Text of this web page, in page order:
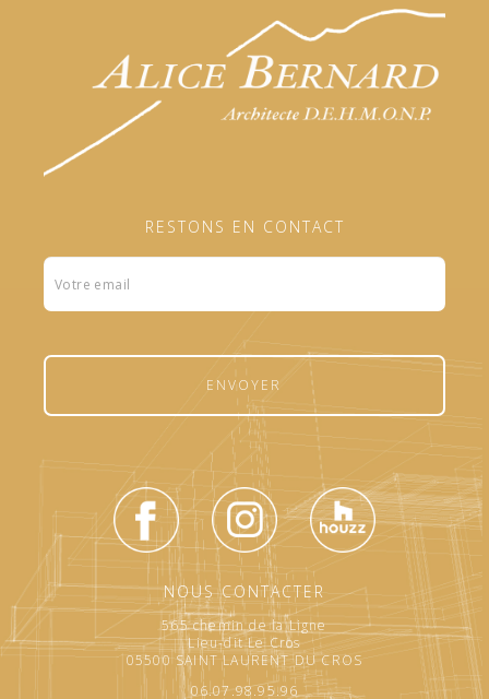
RESTONS EN CONTACT
Formulaire
footer
ENVOYER
NOUS CONTACTER
565 chemin de la Ligne
Lieu-dit Le Cros
05500 SAINT LAURENT DU CROS
06.07.98.95.96